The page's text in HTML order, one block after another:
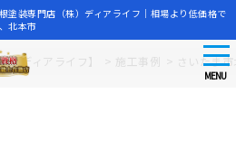
塗装専門店（株）ディアライフ｜相場より低価格で
北本市
MENU
ディアライフ】 施工事例 さいたま